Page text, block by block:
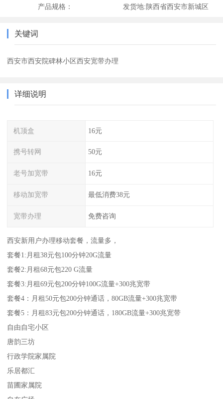
产品规格： 发货地:陕西省西安市新城区
关键词
西安市西安院碑林小区西安宽带办理
详细说明
机顶盒 16元
携号转网 50元
老号加宽带 16元
移动加宽带 最低消费38元
宽带办理 免费咨询
西安新用户办理移动套餐，流量多，
套餐1:月租38元包100分钟20G流量
套餐2:月租68元包220 G流量
套餐3:月租69元包200分钟100G流量+300兆宽带
套餐4：月租50元包200分钟通话，80GB流量+300兆宽带
套餐5：月租83元包200分钟通话，180GB流量+300兆宽带
自由自宅小区
唐韵三坊
行政学院家属院
乐居都汇
苗圃家属院